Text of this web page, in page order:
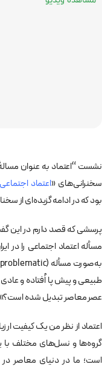
نشست “اعتماد به عنوان
سخنرانی‌های «اعتماد
بود که در ادامه گزیده‌ای از
پرسشی که قصد دارم در این
مسأله اعتماد اجتماعی را در
طبیعی و پیش پا اُفتاده و
عصر معاصر تبدیل شده است؟»
اعتماد از نظر من یک کیفیت
گروه‌ها و نسل‌های مختلف با
است؛ ما در دنیای معاصر در